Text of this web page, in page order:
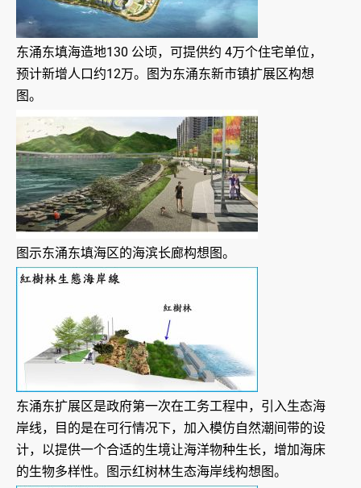
东涌东填海造地130 公顷，可提供约 4万个住宅单位，
预计新增人口约12万。图为东涌东新市镇扩展区构想
图。
图示东涌东填海区的海滨长廊构想图。
东涌东扩展区是政府第一次在工务工程中，引入生态海
岸线，目的是在可行情况下，加入模仿自然潮间带的设
计，以提供一个合适的生境让海洋物种生长，增加海床
的生物多样性。图示红树林生态海岸线构想图。